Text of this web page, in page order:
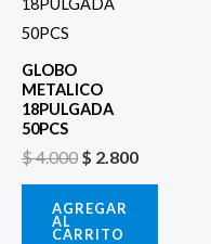
GLOBO
METALICO
18PULGADA
50PCS
$4.000
era:
$ 2.800
AGREGAR
AL
CARRITO